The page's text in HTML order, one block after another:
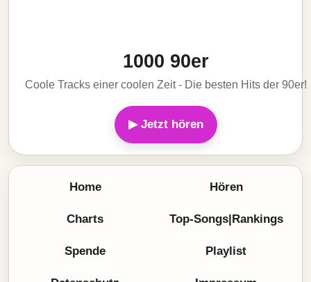
1000 90er
Coole Tracks einer coolen Zeit - Die besten Hits der 90er!
▶ Jetzt hören
Home Hören
Charts Top-Songs|Rankings
Spende Playlist